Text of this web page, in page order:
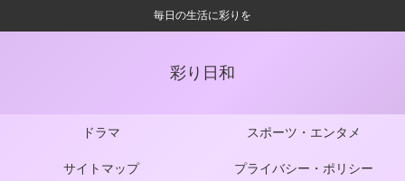
毎日の生活に彩りを
彩り日和
ドラマ スポーツ・エンタメ
サイトマップ プライバシー・ポリシー